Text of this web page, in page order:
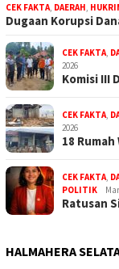
CEK FAKTA, DAERAH,
Dugaan Korupsi
CEK FAKTA,
2026
Komisi III
CEK FAKTA,
2026
18
CEK FAKTA,
POLITIK
Ratusan
HALMAHERA